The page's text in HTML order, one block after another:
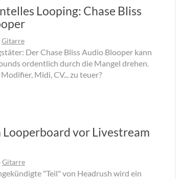
Looping: Chase Bliss
Gitarre
Der Chase Bliss Audio Blooper kann
ordentlich durch die Mangel drehen.
Midi, CV... zu teuer?
Looperboard vor Livestream
Gitarre
"Teil" von Headrush wird ein